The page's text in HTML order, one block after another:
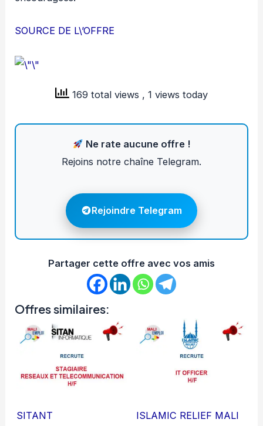
SOURCE DE L\’OFFRE
169 total views , 1 views today
Ne rate aucune offre !
Rejoins notre chaîne Telegram.
Rejoindre Telegram
Partager cette offre avec vos amis
Offres similaires:
SITANT
ISLAMIC RELIEF MALI